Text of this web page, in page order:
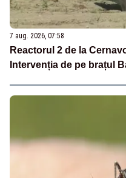
7 aug. 2026, 07:58
Reactorul 2 de la
Intervenția de pe brațul